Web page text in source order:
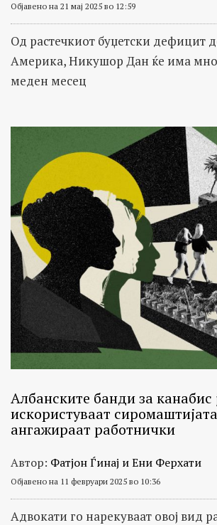
Објавено на 21 мај 2025 во 12:59
Од растечкиот буџетски дефицит
Америка, Никушор Дан ќе има
меден месец
Албанските банди за канабис
искористуваат
ангажираат работнички
Автор: Фатјон Ѓинај и Ени Ферхати
Објавено на 11 февруари 2025 во 10:36
Адвокати го нарекуваат овој вид